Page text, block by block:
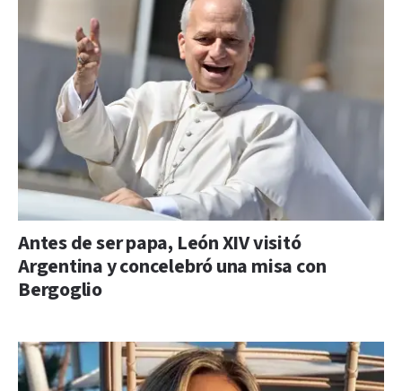
Antes de ser papa, León XIV visitó
Argentina y concelebró una misa con
Bergoglio